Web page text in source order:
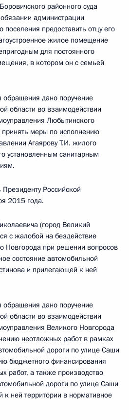
районного суда
администрации
поселения предоставить отцу его
жилое помещение
для постоянного
в котором он с семьей
обращения дано поручение
области во взаимодействии
Любытинского
меры по исполнению
Агаярову Т.И. жилого
установленным санитарным
Российской
2015 года.
(город Великий
с жалобой на бездействие
Новгорода при решении вопросов
состояние автомобильной
и прилегающей к ней
обращения дано поручение
области во взаимодействии
Великого Новгорода
неотложных работ в рамках
дороги по улице Саши
бюджетного финансирования
работ, а также производство
дороги по улице Саши
к ней территории в нормативное